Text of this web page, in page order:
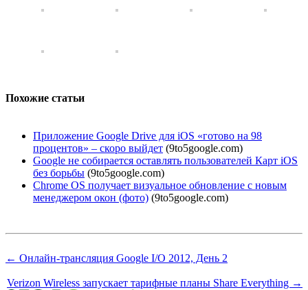
Похожие статьи
Приложение Google Drive для iOS «готово на 98
процентов» – скоро выйдет (9to5google.com)
Google не собирается оставлять пользователей Карт iOS
без борьбы (9to5google.com)
Chrome OS получает визуальное обновление с новым
менеджером окон (фото) (9to5google.com)
← Онлайн-трансляция Google I/O 2012, День 2
Verizon Wireless запускает тарифные планы Share Everything →